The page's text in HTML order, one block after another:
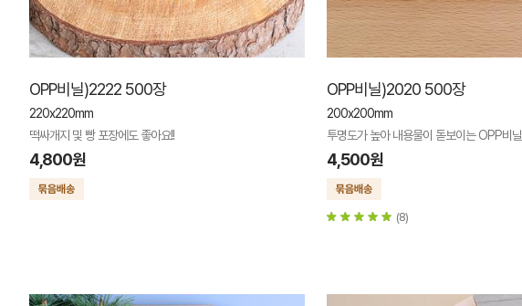
OPP비닐)2222 500장
220x220mm
떡싸개지 및 빵 포장에도 좋아요!!
4,800원
OPP비닐)2020 500장
200x200mm
투명도가 높아 내용물이 돋보이는 OPP비닐
4,500원
(8)